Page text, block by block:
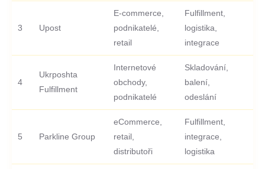
3 Upost
E-commerce,
podnikatelé,
retail
Fulfillment,
logistika,
integrace
4
Ukrposhta
Fulfillment
Internetové
obchody,
podnikatelé
Skladování,
balení,
odeslání
5 Parkline Group
eCommerce,
retail,
distributoři
Fulfillment,
integrace,
logistika